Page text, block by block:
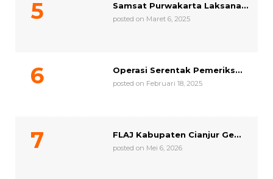
Samsat Purwakarta Laksana...
posted on Maret 6, 2025
Operasi Serentak Pemeriks...
posted on Februari 18, 2025
FLAJ Kabupaten Cianjur Ge...
posted on Mei 6, 2026